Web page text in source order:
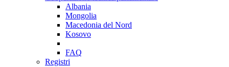
Albania
Mongolia
Macedonia del Nord
Kosovo
FAQ
Registri